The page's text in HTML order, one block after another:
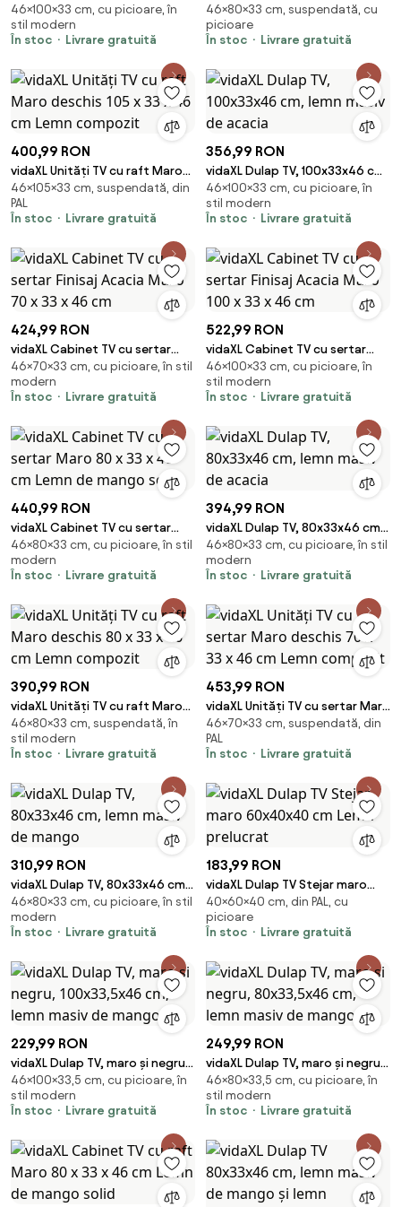
Finisaj Acacia Maro 100 x 33 x 46
cm
46×100×33 cm, cu picioare, în
stil modern
În stoc
Livrare gratuită
deschis 80 x 33 x 46 cm Lemn
compozit
46×80×33 cm, suspendată, cu
picioare
În stoc
Livrare gratuită
400,99 RON
vidaXL Unități TV cu raft Maro
deschis 105 x 33 x 46 cm Lemn
compozit
46×105×33 cm, suspendată, din
PAL
În stoc
Livrare gratuită
356,99 RON
vidaXL Dulap TV, 100x33x46 cm,
lemn masiv de acacia
46×100×33 cm, cu picioare, în
stil modern
În stoc
Livrare gratuită
424,99 RON
vidaXL Cabinet TV cu sertar
Finisaj Acacia Maro 70 x 33 x 46
cm
46×70×33 cm, cu picioare, în stil
modern
În stoc
Livrare gratuită
522,99 RON
vidaXL Cabinet TV cu sertar
Finisaj Acacia Maro 100 x 33 x 46
cm
46×100×33 cm, cu picioare, în
stil modern
În stoc
Livrare gratuită
440,99 RON
vidaXL Cabinet TV cu sertar
Maro 80 x 33 x 46 cm Lemn de
mango solid
46×80×33 cm, cu picioare, în stil
modern
În stoc
Livrare gratuită
394,99 RON
vidaXL Dulap TV, 80x33x46 cm,
lemn masiv de acacia
46×80×33 cm, cu picioare, în stil
modern
În stoc
Livrare gratuită
390,99 RON
vidaXL Unități TV cu raft Maro
deschis 80 x 33 x 46 cm Lemn
compozit
46×80×33 cm, suspendată, în
stil modern
În stoc
Livrare gratuită
453,99 RON
vidaXL Unități TV cu sertar Maro
deschis 70 x 33 x 46 cm Lemn
compozit
46×70×33 cm, suspendată, din
PAL
În stoc
Livrare gratuită
310,99 RON
vidaXL Dulap TV, 80x33x46 cm,
lemn masiv de mango
46×80×33 cm, cu picioare, în stil
modern
În stoc
Livrare gratuită
183,99 RON
vidaXL Dulap TV Stejar maro
60x40x40 cm Lemn prelucrat
40×60×40 cm, din PAL, cu
picioare
În stoc
Livrare gratuită
229,99 RON
vidaXL Dulap TV, maro și negru,
100x33,5x46 cm, lemn masiv de
mango
46×100×33,5 cm, cu picioare, în
stil modern
În stoc
Livrare gratuită
249,99 RON
vidaXL Dulap TV, maro și negru,
80x33,5x46 cm, lemn masiv de
mango
46×80×33,5 cm, cu picioare, în
stil modern
În stoc
Livrare gratuită